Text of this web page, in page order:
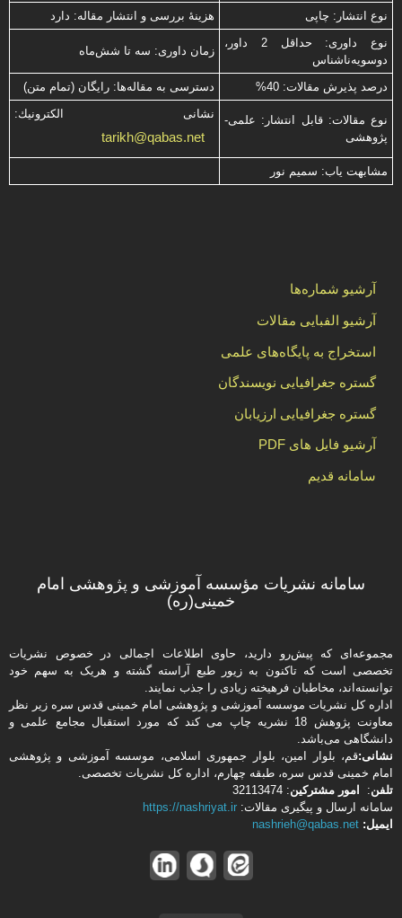
نوع انتشار: چاپی
هزینۀ بررسی و انتشار مقاله: دارد
نوع داوری: حداقل 2 داور،
دوسویه‌ناشناس
زمان داوری: سه تا شش‌ماه
درصد پذیرش مقالات: 40% دسترسی به مقاله‌ها: رایگان (تمام متن)
نوع مقالات: قابل انتشار: علمی-
پژوهشی
نشانی الكترونیك:
tarikh@qabas.net
مشابهت ياب: سميم نور
آرشیو شماره‌ها
آرشیو الفبایی مقالات
استخراج به پایگاه‌های علمی
گستره جغرافیایی نویسندگان
گستره جغرافیایی ارزیابان
آرشیو فایل های PDF
سامانه قدیم
سامانه نشریات مؤسسه آموزشی و پژوهشی امام
خمینی(ره)
مجموعه‌ای که پیش‌رو دارید،‌ حاوی اطلاعات اجمالی در خصوص نشریات
تخصصی است که تاکنون به زیور طبع آراسته گشته و هریک به سهم خود
توانسته‌اند، مخاطبان فرهیخته‌ زیادی را جذب نمایند.
اداره كل نشریات موسسه آموزشی و پژوهشی امام خمینی قدس سره زیر نظر
معاونت پژوهش 18 نشریه چاپ می کند که مورد استقبال مجامع علمی و
دانشگاهی می‌باشد.
نشانی:قم، بلوار امین، بلوار جمهوری اسلامی، موسسه آموزشی و پژوهشی
امام خمینی قدس سره، طبقه چهارم، اداره كل نشریات تخصصی.
تلفن: امور مشتركین: 32113474
سامانه ارسال و پیگیری مقالات: https://nashriyat.ir
ایمیل: nashrieh@qabas.net